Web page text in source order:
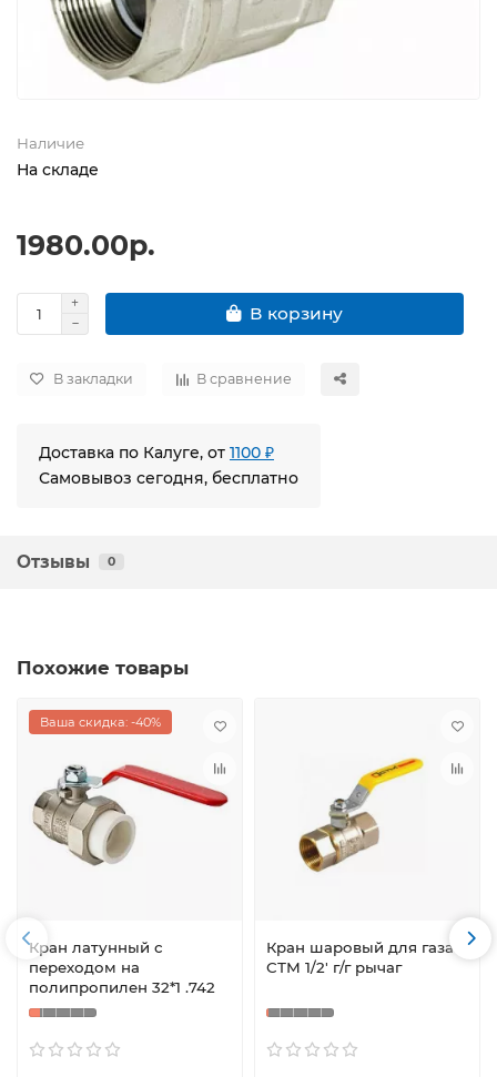
Наличие
На складе
1980.00р.
В корзину
В закладки В сравнение
Доставка по Калуге, от 1100 ₽
Самовывоз сегодня, бесплатно
Отзывы 0
Похожие товары
Ваша скидка: -40%
Кран латунный с
переходом на
полипропилен 32*1 .742
Кран шаровый для газа
СТМ 1/2' г/г рычаг